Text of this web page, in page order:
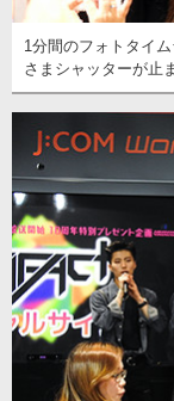
1分間のフォトタイ
さまシャッターが止